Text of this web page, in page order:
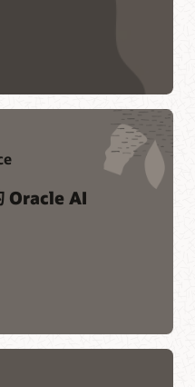
的新低成本進入點
改善健康照護資料管理
為企業帶來什麽？
Oracle AI